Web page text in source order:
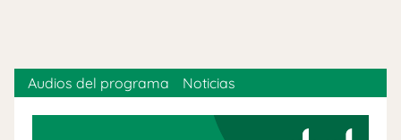
Audios del programa Noticias